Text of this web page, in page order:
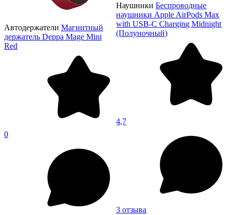
Автодержатели Магнитный
держатель Deppa Mage Mini
Red
0
Наушники Беспроводные
наушники Apple AirPods Max
with USB-C Charging Midnight
(Полуночный)
4,7
3 отзыва